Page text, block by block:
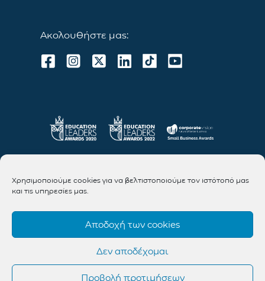
Χρησιμοποιούμε cookies για να βελτιστοποιούμε τον ιστότοπό μας
και τις υπηρεσίες μας.
Αποδοχή των cookies
Δεν αποδέχομαι
Προβολή προτιμήσεων
Ακολουθήστε μας: